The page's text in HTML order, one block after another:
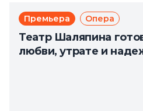
Премьера Опера
Театр Шаляпина
любви, утрате и